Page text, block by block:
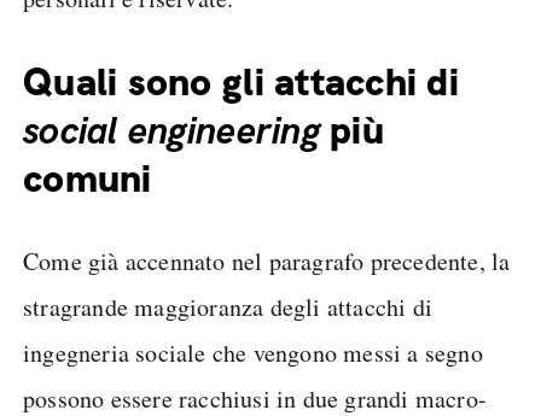
Quali sono gli attacchi di
social engineeringpiù
comuni
Come già accennato nel paragrafo precedente, la
stragrande maggioranza degli attacchi di
ingegneria sociale che vengono messi a segno
possono essere racchiusi in due grandi macro-